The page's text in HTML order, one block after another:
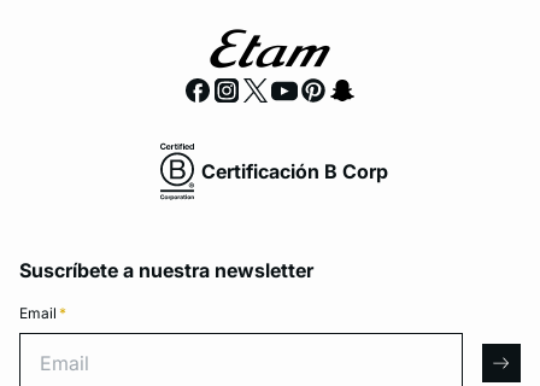
Certificación B Corp
Suscríbete a nuestra newsletter
Email *